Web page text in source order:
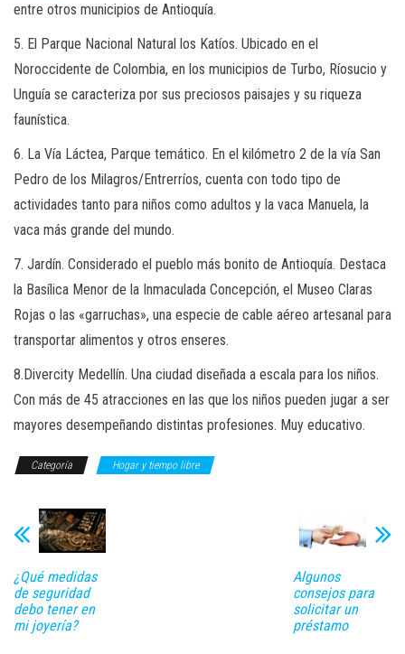
entre otros municipios de Antioquía.
5. El Parque Nacional Natural los Katíos. Ubicado en el
Noroccidente de Colombia, en los municipios de Turbo, Ríosucio y
Unguía se caracteriza por sus preciosos paisajes y su riqueza
faunística.
6. La Vía Láctea, Parque temático. En el kilómetro 2 de la vía San
Pedro de los Milagros/Entrerríos, cuenta con todo tipo de
actividades tanto para niños como adultos y la vaca Manuela, la
vaca más grande del mundo.
7. Jardín. Considerado el pueblo más bonito de Antioquía. Destaca
la Basílica Menor de la Inmaculada Concepción, el Museo Claras
Rojas o las «garruchas», una especie de cable aéreo artesanal para
transportar alimentos y otros enseres.
8.Divercity Medellín. Una ciudad diseñada a escala para los niños.
Con más de 45 atracciones en las que los niños pueden jugar a ser
mayores desempeñando distintas profesiones. Muy educativo.
Categoría Hogar y tiempo libre
¿Qué medidas
de seguridad
debo tener en
mi joyería?
Algunos
consejos para
solicitar un
préstamo